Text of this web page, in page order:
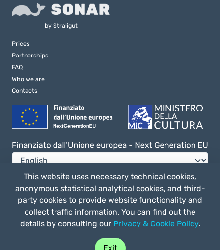
Buy play
by Straligut
Prices
Partnerships
FAQ
Who we are
Contacts
Privacy e Cookie Policy
General terms of use
Straligut Associazione Impresa Sociale - Via Villa Canina 63/a 53014,
This website uses necessary technical cookies,
anonymous statistical analytical cookies, and third-
party cookies to provide website functionality and
collect traffic information. You can find out the
details by consulting our Privacy & Cookie Policy.
Exit